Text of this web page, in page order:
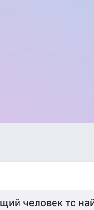
человек то